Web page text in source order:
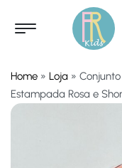
Home » Loja »
Estampada Rosa e